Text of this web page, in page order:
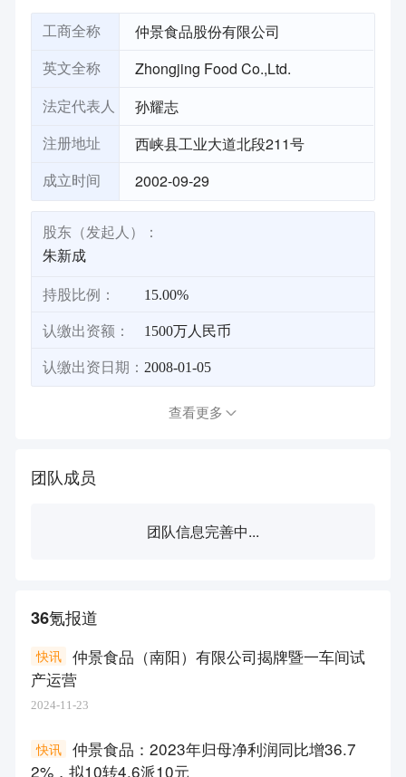
工商全称 仲景食品股份有限公司
英文全称 Zhongjing Food Co.,Ltd.
法定代表人 孙耀志
注册地址 西峡县工业大道北段211号
成立时间 2002-09-29
股东（发起人）：
朱新成
持股比例： 15.00%
认缴出资额： 1500万人民币
认缴出资日期： 2008-01-05
查看更多
团队成员
团队信息完善中...
36氪报道
仲景食品（南阳）有限公司揭牌暨一车间试
产运营
快讯
2024-11-23
仲景食品：2023年归母净利润同比增36.7
2%，拟10转4.6派10元
快讯